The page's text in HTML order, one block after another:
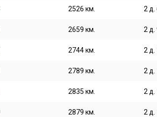
2526 км. 2 д.
2659 км. 2 д.
2744 км. 2 д.
2789 км. 2 д.
2835 км. 2 д.
2879 км. 2 д.